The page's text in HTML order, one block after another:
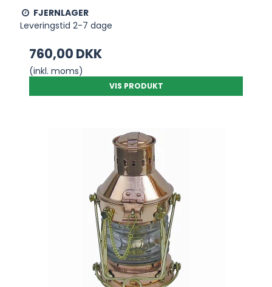
FJERNLAGER
Leveringstid 2-7 dage
760,00 DKK
(inkl. moms)
VIS PRODUKT